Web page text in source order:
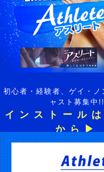
初心者・経験者、ゲイ・ノ
ャスト募集中!!
インストール
から▶︎